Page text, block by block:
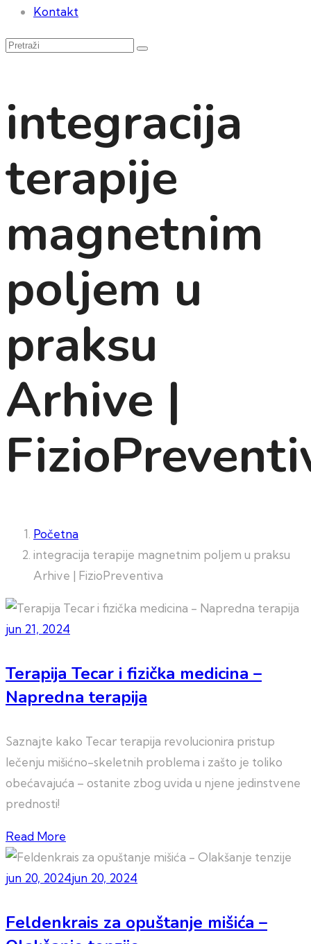
Kontakt
integracija
terapije
magnetnim
poljem u
praksu
Arhive |
Početna
integracija terapije magnetnim poljem u praksu
Arhive | FizioPreventiva
jun 21, 2024
Terapija Tecar i fizička medicina –
Napredna terapija
Saznajte kako Tecar terapija revolucionira pristup
lečenju mišićno-skeletnih problema i zašto je toliko
obećavajuća – ostanite zbog uvida u njene jedinstvene
prednosti!
Read More
jun 20, 2024jun 20, 2024
Feldenkrais za opuštanje mišića –